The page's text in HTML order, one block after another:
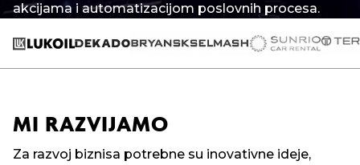
akcijama i automatizacijom poslovnih procesa.
MI RAZVIJAMO
Za razvoj biznisa potrebne su inovativne ideje,